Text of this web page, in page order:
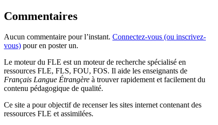
Commentaires
Aucun commentaire pour l’instant. Connectez-vous (ou inscrivez-
vous) pour en poster un.
Le moteur du FLE est un moteur de recherche spécialisé en
ressources FLE, FLS, FOU, FOS. Il aide les enseignants de
Français Langue Étrangère à trouver rapidement et facilement du
contenu pédagogique de qualité.
Ce site a pour objectif de recenser les sites internet contenant des
ressources FLE et assimilées.